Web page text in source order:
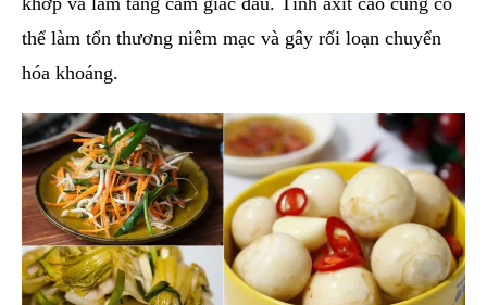
thể làm tổn thương niêm mạc và gây rối loạn chuyển
hóa khoáng.